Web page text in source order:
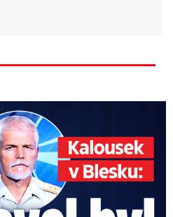
jsem se nesmířil!